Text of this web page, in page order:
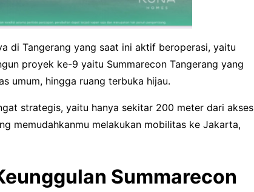
di Tangerang yang saat ini aktif beroperasi, yaitu
proyek ke-9 yaitu Summarecon Tangerang yang
umum, hingga ruang terbuka hijau.
strategis, yaitu hanya sekitar 200 meter dari akses
memudahkanmu melakukan mobilitas ke Jakarta,
Summarecon